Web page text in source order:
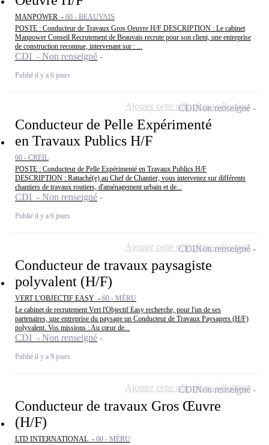
MANPOWER - 60 - BEAUVAIS
POSTE : Conducteur de Travaux Gros Oeuvre H/F DESCRIPTION : Le cabinet
Manpower Conseil Recrutement de Beauvais recrute pour son client, une entreprise
de construction reconnue, intervenant sur : ...
CDI - Non renseigné
Publié il y a 6 jours
Conducteur de Pelle Expérimenté
en Travaux Publics H/F
60 - CREIL
POSTE : Conducteur de Pelle Expérimenté en Travaux Publics H/F
DESCRIPTION : Rattaché(e) au Chef de Chantier, vous intervenez sur différents
chantiers de travaux routiers, d'aménagement urbain et de...
CDI - Non renseigné
Publié il y a 6 jours
CDINon renseigné
Ajouter cette offre à ma sélection
Conducteur de travaux paysagiste
polyvalent (H/F)
VERT L'OBJECTIF EASY - 60 - MÉRU
Le cabinet de recrutement Vert l'Objectif Easy recherche, pour l'un de ses
partenaires, une entreprise du paysage un Conducteur de Travaux Paysagers (H/F)
polyvalent. Vos missions : Au cœur de...
CDI - Non renseigné
Publié il y a 9 jours
CDINon renseigné
Ajouter cette offre à ma sélection
Conducteur de travaux Gros Œuvre
(H/F)
LTD INTERNATIONAL - 60 - MÉRU
CDINon renseigné
Ajouter cette offre à ma sélection